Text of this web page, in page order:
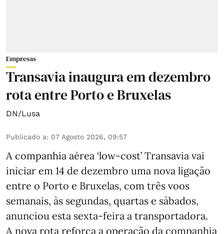
Empresas
Transavia inaugura em dezembro
rota entre Porto e Bruxelas
DN/Lusa
Publicado a: 07 Agosto 2026, 09:57
A companhia aérea ‘low-cost’ Transavia vai
iniciar em 14 de dezembro uma nova ligação
entre o Porto e Bruxelas, com três voos
semanais, às segundas, quartas e sábados,
anunciou esta sexta-feira a transportadora.
A nova rota reforça a operação da companhia